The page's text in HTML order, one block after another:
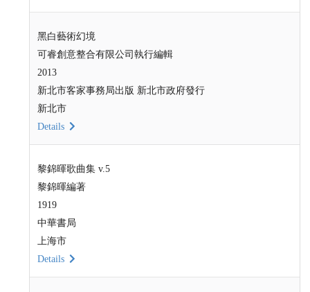
黑白藝術幻境
可睿創意整合有限公司執行編輯
2013
新北市客家事務局出版 新北市政府發行
新北市
Details
黎錦暉歌曲集 v.5
黎錦暉編著
1919
中華書局
上海市
Details